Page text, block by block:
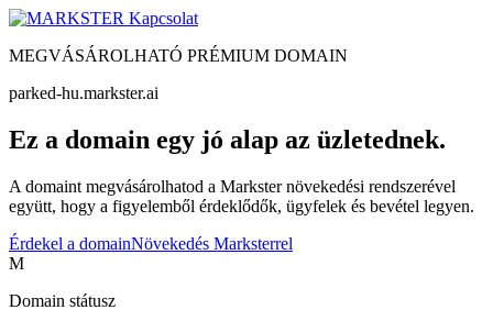
Kapcsolat
MEGVÁSÁROLHATÓ PRÉMIUM DOMAIN
parked-hu.markster.ai
Ez a domain egy jó alap az üzletednek.
A domaint megvásárolhatod a Markster növekedési rendszerével
együtt, hogy a figyelemből érdeklődők, ügyfelek és bevétel legyen.
Érdekel a domainNövekedés Marksterrel
M
Domain státusz